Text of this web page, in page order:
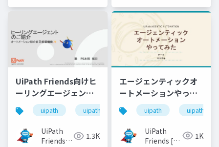
UiPath Friends向けヒ
ーリングエージェント
のご紹介uipath uipathfriends
UiPath
Friends
1.3K
エージェンティックオ
ートメーションやって
みた
uipath
UiPath
Friends [公
1K